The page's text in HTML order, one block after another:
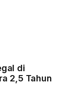
di
2,5 Tahun